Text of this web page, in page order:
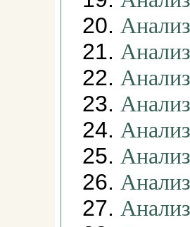
20.
21.
22.
23.
24.
25.
26.
27.